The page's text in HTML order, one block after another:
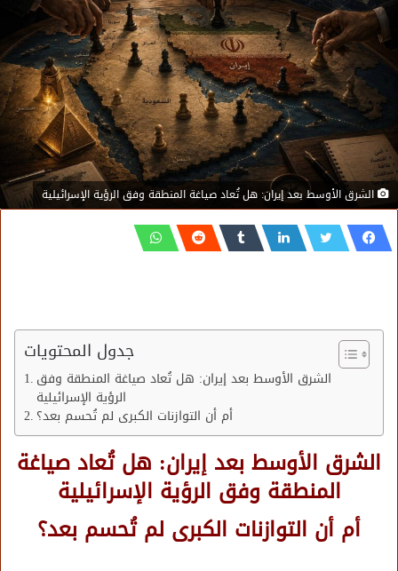
الشرق الأوسط بعد إيران: هل تُعاد صياغة المنطقة وفق الرؤية الإسرائيلية
جدول المحتويات
الشرق الأوسط بعد إيران: هل تُعاد صياغة المنطقة وفق
الرؤية الإسرائيلية
أم أن التوازنات الكبرى لم تُحسم بعد؟
الشرق الأوسط بعد إيران: هل تُعاد صياغة
المنطقة وفق الرؤية الإسرائيلية
أم أن التوازنات الكبرى لم تُحسم بعد؟